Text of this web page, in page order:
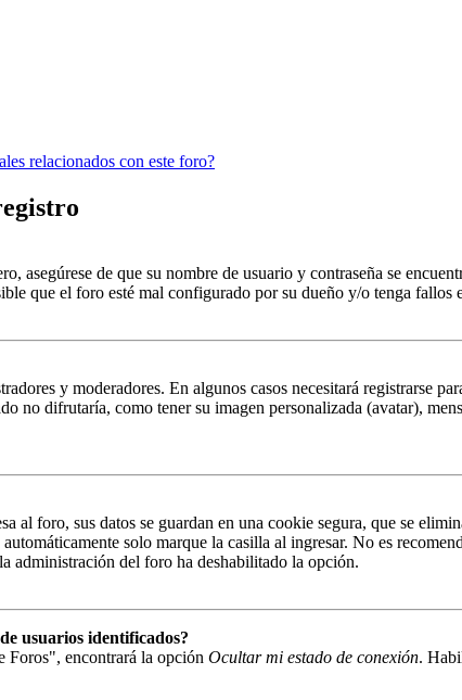
relacionados con este foro?
asegúrese de que su nombre de usuario y contraseña se
que el foro esté mal configurado por su dueño y/o tenga
y moderadores. En algunos casos necesitará registrarse
no difrutaría, como tener su imagen personalizada (avatar),
al foro, sus datos se guardan en una cookie segura, que se
solo marque la casilla al ingresar. No es
administración del foro ha deshabilitado la opción.
usuarios identificados?
Foros", encontrará la opción Ocultar mi estado de conexión.